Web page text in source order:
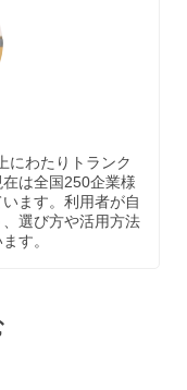
にわたりトランク
は全国250企業様
ます。利用者が自
選び方や活用方法
す。